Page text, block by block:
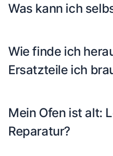
Was kann ich
Wie finde ich
Ersatzteile ich
Mein Ofen ist alt:
Reparatur?